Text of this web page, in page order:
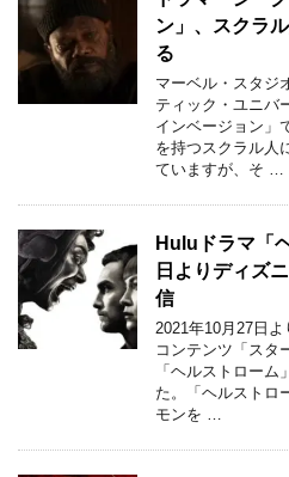
ン」、スクラ
る
マーベル・スタジ
ティック・ユニバ
インベージョン」
を持つスクラル人
ていますが、そ …
Huluドラマ「
日よりディズ
信
2021年10月27日
コンテンツ「スタ
「ヘルストローム
た。「ヘルストロ
モンを …